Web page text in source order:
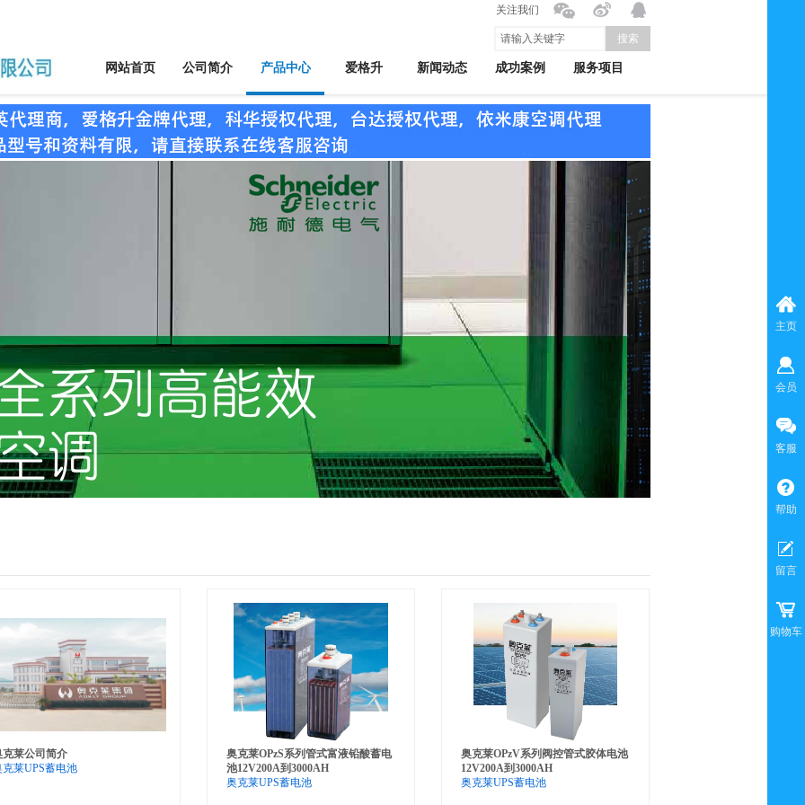
网站首页 公司简介 产品中心 爱格升 新闻动态 成功案例 服务项目
关注我们
搜索
克莱公司简介
克莱UPS蓄电池
奥克莱OPzS系列管式富液铅酸蓄电
池12V200A到3000AH
奥克莱UPS蓄电池
奥克莱OPzV系列阀控管式胶体电池
12V200A到3000AH
奥克莱UPS蓄电池
主页
会员
客服
帮助
留言
购物车